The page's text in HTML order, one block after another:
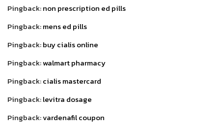
Pingback:non prescription ed pills
Pingback:mens ed pills
Pingback:buy cialis online
Pingback:walmart pharmacy
Pingback:cialis mastercard
Pingback:levitra dosage
Pingback:vardenafil coupon